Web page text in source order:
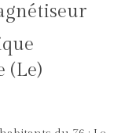
(Le)